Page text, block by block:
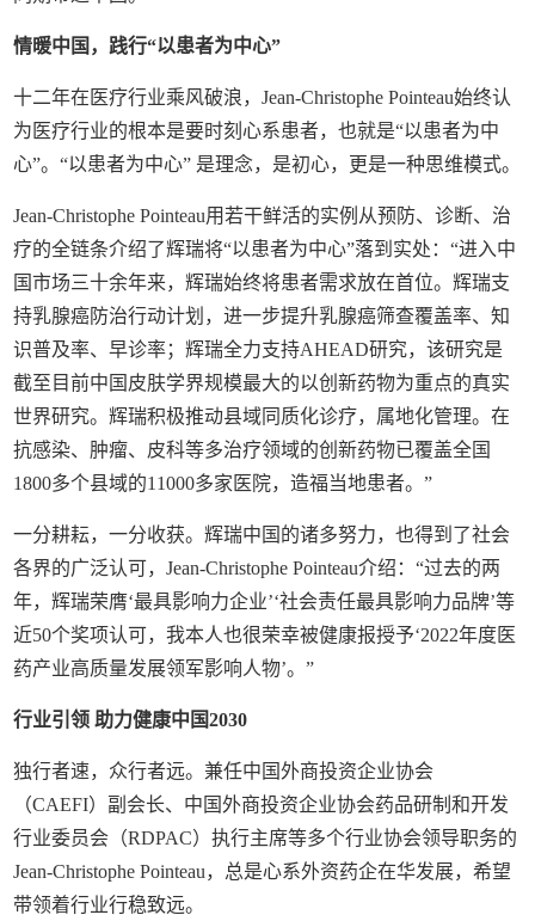
情暖中国，践行“以患者为中心”
十二年在医疗行业乘风破浪，Jean-Christophe Pointeau始终认
为医疗行业的根本是要时刻心系患者，也就是“以患者为中
心”。“以患者为中心” 是理念，是初心，更是一种思维模式。
Jean-Christophe Pointeau用若干鲜活的实例从预防、诊断、治
疗的全链条介绍了辉瑞将“以患者为中心”落到实处：“进入中
国市场三十余年来，辉瑞始终将患者需求放在首位。辉瑞支
持乳腺癌防治行动计划，进一步提升乳腺癌筛查覆盖率、知
识普及率、早诊率；辉瑞全力支持AHEAD研究，该研究是
截至目前中国皮肤学界规模最大的以创新药物为重点的真实
世界研究。辉瑞积极推动县域同质化诊疗，属地化管理。在
抗感染、肿瘤、皮科等多治疗领域的创新药物已覆盖全国
1800多个县域的11000多家医院，造福当地患者。”
一分耕耘，一分收获。辉瑞中国的诸多努力，也得到了社会
各界的广泛认可，Jean-Christophe Pointeau介绍：“过去的两
年，辉瑞荣膺‘最具影响力企业’‘社会责任最具影响力品牌’等
近50个奖项认可，我本人也很荣幸被健康报授予‘2022年度医
药产业高质量发展领军影响人物’。”
行业引领 助力健康中国2030
独行者速，众行者远。兼任中国外商投资企业协会
（CAEFI）副会长、中国外商投资企业协会药品研制和开发
行业委员会（RDPAC）执行主席等多个行业协会领导职务的
Jean-Christophe Pointeau，总是心系外资药企在华发展，希望
带领着行业行稳致远。